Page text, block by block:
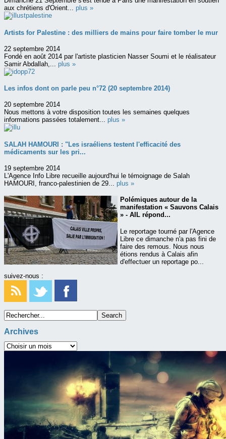
aux chrétiens d'Orient... plus »
Artists for Palestine : des milliers de mains pour faire tomber le mur
22 septembre 2014
Fondé en août 2014 par l'artiste plasticien Nasser Soumi et le réalisateur
Samir Abdallah,... plus »
Les infos dont on parle peu n°72 (20 septembre 2014)
20 septembre 2014
Nous mettons à votre disposition toutes les semaines quelques
informations passées totalement... plus »
SALAH HAMOURI : "Les israéliens testent l'efficacité des
médicaments sur les pri...
19 septembre 2014
L'Agence Info Libre recueille aujourd'hui le témoignage de Salah
HAMOURI, franco-palestinien de 29... plus »
Polémiques autour de la
manifestation « Sauvons Calais
» - AIL répond...
Le reportage tourné par l'Agence
Libre ce dimanche n'a pas fini de
faire des remous. Nous nous
étions rendus à Calais afin
d'effectuer un reportage po...
suivez-nous :
Archives